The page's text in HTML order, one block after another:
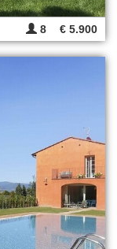
8 € 5.900